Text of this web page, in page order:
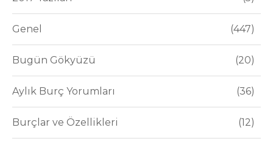
Genel 447
Bugün Gökyüzü 20
Aylık Burç Yorumları 36
Burçlar ve Özellikleri 12